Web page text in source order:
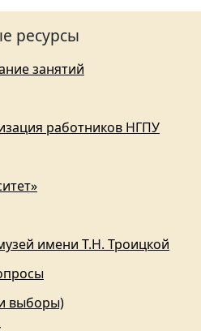
ресурсы
занятий
работников НГПУ
имени Т.Н. Троицкой
выборы)